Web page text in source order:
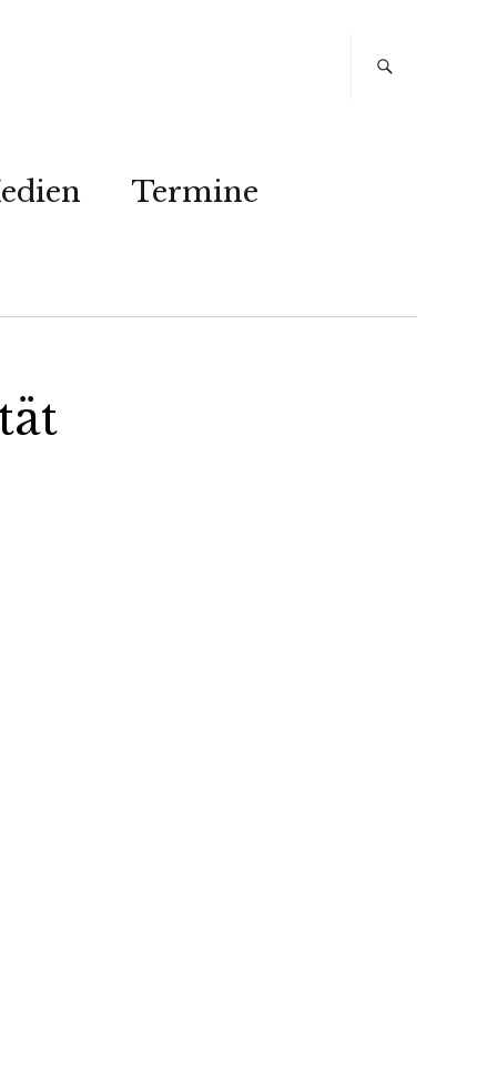
Termine